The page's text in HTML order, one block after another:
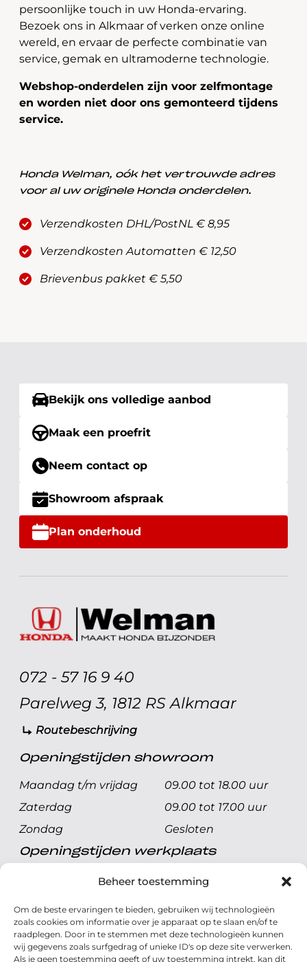
Beheer toestemming
Om de beste ervaringen te bieden, gebruiken wij technologieën
zoals cookies om informatie over je apparaat op te slaan en/of te
raadplegen. Door in te stemmen met deze technologieën kunnen
wij gegevens zoals surfgedrag of unieke ID's op deze site verwerken.
Als je geen toestemming geeft of uw toestemming intrekt, kan dit
persoonlijke touch in uw Honda-ervaring.
Bezoek ons in Alkmaar of verken onze online
wereld, en ervaar de perfecte combinatie van
service, gemak en ultramoderne technologie.
Webshop-onderdelen zijn voor zelfmontage
en worden niet door ons gemonteerd tijdens
service.
Honda Welman, oók het vertrouwde adres
voor al uw originele Honda onderdelen.
Verzendkosten DHL/PostNL € 8,95
Verzendkosten Automatten € 12,50
Brievenbus pakket € 5,50
Bekijk ons volledige aanbod
Maak een proefrit
Neem contact op
Showroom afspraak
Plan onderhoud
072 - 57 16 9 40
Parelweg 3, 1812 RS Alkmaar
Routebeschrijving
Openingstijden showroom
Maandag t/m vrijdag
09.00 tot 18.00 uur
Zaterdag
09.00 tot 17.00 uur
Zondag
Gesloten
Openingstijden werkplaats
Maandag t/m vrijdag
08.00 tot 17.00 uur
Zondag
Gesloten
Volg ons